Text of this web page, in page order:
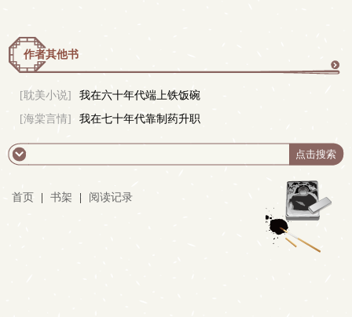
作者其他书
[耽美小说]
我在六十年代端上铁饭碗
[海棠言情]
我在七十年代靠制药升职
首页 书架 阅读记录